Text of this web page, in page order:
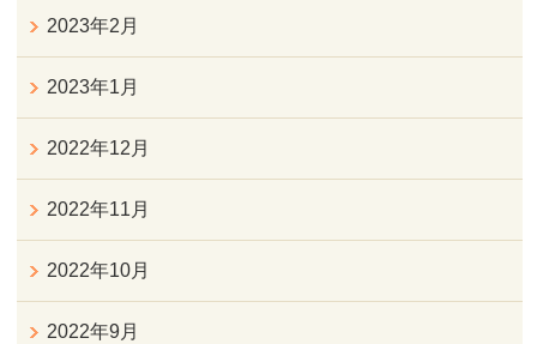
2023年2月
2023年1月
2022年12月
2022年11月
2022年10月
2022年9月